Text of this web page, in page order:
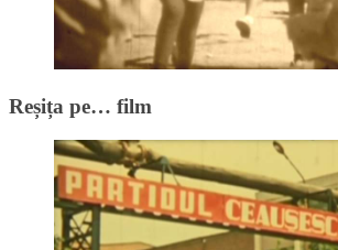
Reșița pe… film